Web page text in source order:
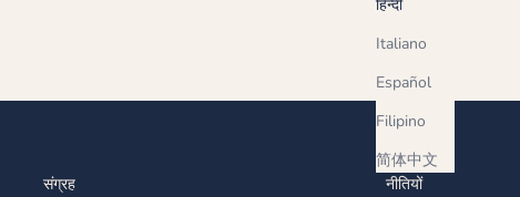
हिन्दी
Italiano
Español
Filipino
简体中文
संग्रह नीतियों